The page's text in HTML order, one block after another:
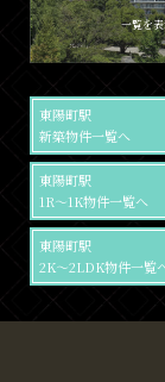
一覧を
東陽町駅
新築物件一覧へ
東陽町駅
1R～1K物件一覧へ
東陽町駅
2K～2LDK物件一覧